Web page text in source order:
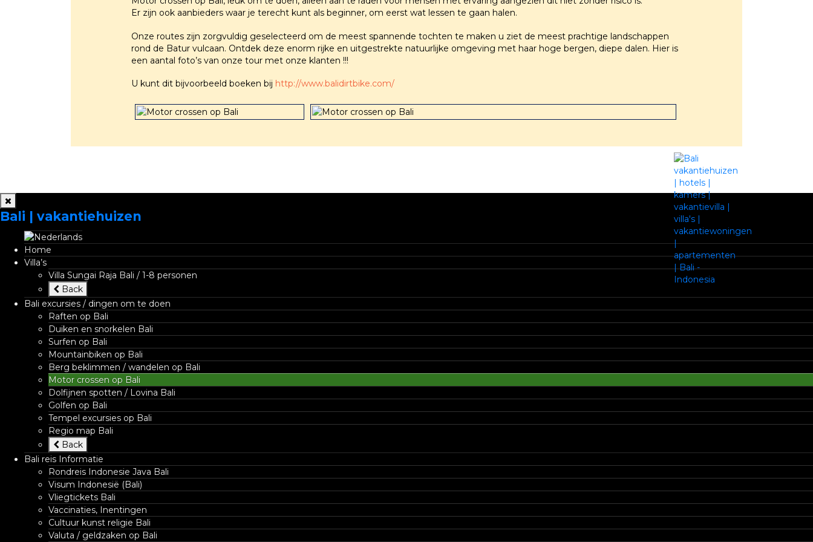
Er zijn ook aanbieders waar je terecht kunt als beginner, om eerst wat lessen te gaan halen.
Onze routes zijn zorgvuldig geselecteerd om de meest spannende tochten te maken u ziet de meest prachtige landschappen
rond de Batur vulcaan. Ontdek deze enorm rijke en uitgestrekte natuurlijke omgeving met haar hoge bergen, diepe dalen. Hier is
een aantal foto’s van onze tour met onze klanten !!!
U kunt dit bijvoorbeeld boeken bij http://www.balidirtbike.com/
Bali | vakantiehuizen
Home
Villa’s
Villa Sungai Raja Bali / 1-8 personen
Back
Bali excursies / dingen om te doen
Raften op Bali
Duiken en snorkelen Bali
Surfen op Bali
Mountainbiken op Bali
Berg beklimmen / wandelen op Bali
Motor crossen op Bali
Dolfijnen spotten / Lovina Bali
Golfen op Bali
Tempel excursies op Bali
Regio map Bali
Back
Bali reis Informatie
Rondreis Indonesie Java Bali
Visum Indonesië (Bali)
Vliegtickets Bali
Vaccinaties, Inentingen
Cultuur kunst religie Bali
Valuta / geldzaken op Bali